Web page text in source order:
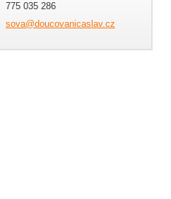
775 035 286
sova@doucovanicaslav.cz